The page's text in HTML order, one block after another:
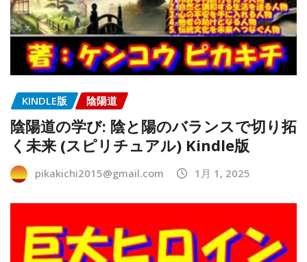
KINDLE版 陰陽道
陰陽道の学び: 陰と陽のバランスで切り拓
く未来 (スピリチュアル) Kindle版
pikakichi2015@gmail.com 1月 1, 2025